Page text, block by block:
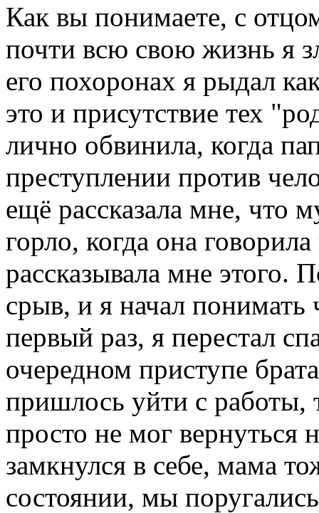
Как вы понимаете, с
почти всю свою жизнь я
его похоронах я рыдал
это и присутствие тех
лично обвинила, когда
преступлении против
ещё рассказала мне, что
горло, когда она
рассказывала мне этого.
срыв, и я начал понимать
первый раз, я перестал
очередном приступе
пришлось уйти с работы,
просто не мог вернуться
замкнулся в себе, мама
состоянии, мы